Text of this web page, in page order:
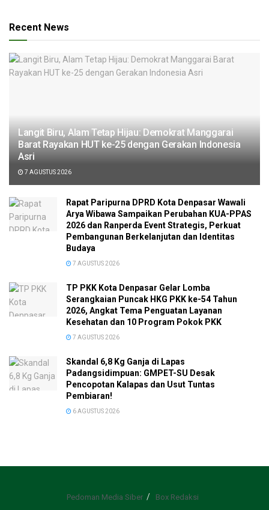
Recent News
Langit Biru, Alam Tetap Hijau: Demokrat Manggarai
Barat Rayakan HUT ke-25 dengan Gerakan Indonesia
Asri
7 AGUSTUS 2026
Rapat Paripurna DPRD Kota Denpasar Wawali
Arya Wibawa Sampaikan Perubahan KUA-PPAS
2026 dan Ranperda Event Strategis, Perkuat
Pembangunan Berkelanjutan dan Identitas
Budaya
7 AGUSTUS 2026
TP PKK Kota Denpasar Gelar Lomba
Serangkaian Puncak HKG PKK ke-54 Tahun
2026, Angkat Tema Penguatan Layanan
Kesehatan dan 10 Program Pokok PKK
7 AGUSTUS 2026
Skandal 6,8 Kg Ganja di Lapas
Padangsidimpuan: GMPET-SU Desak
Pencopotan Kalapas dan Usut Tuntas
Pembiaran!
6 AGUSTUS 2026
Pedoman Media Siber Box Redaksi